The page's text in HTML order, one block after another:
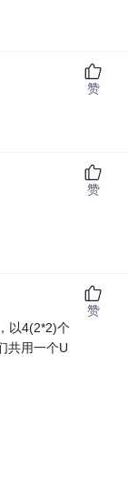
赞
赞
以4(2*2)个
共用一个U
赞